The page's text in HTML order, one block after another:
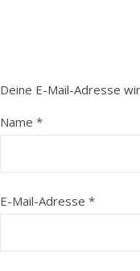
Deine E-Mail-Adresse
Name *
E-Mail-Adresse *